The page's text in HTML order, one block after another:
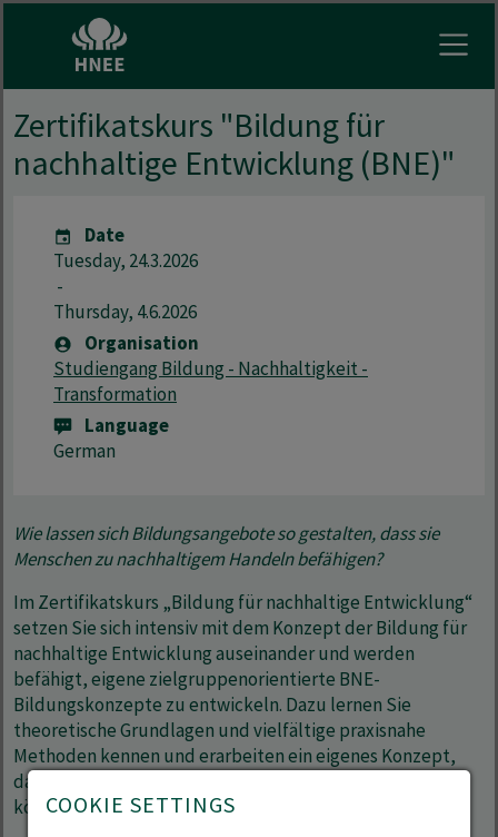
Zertifikatskurs "Bildung für
nachhaltige Entwicklung (BNE)"
Date
Tuesday, 24.3.2026
-
Thursday, 4.6.2026
Organisation
Studiengang Bildung - Nachhaltigkeit -
Transformation
Language
German
Wie lassen sich Bildungsangebote so gestalten, dass sie
Menschen zu nachhaltigem Handeln befähigen?
Im Zertifikatskurs „Bildung für nachhaltige Entwicklung“
setzen Sie sich intensiv mit dem Konzept der Bildung für
nachhaltige Entwicklung auseinander und werden
befähigt, eigene zielgruppenorientierte BNE-
Bildungskonzepte zu entwickeln. Dazu lernen Sie
theoretische Grundlagen und vielfältige praxisnahe
Methoden kennen und erarbeiten ein eigenes Konzept,
das Sie direkt in Ihrem beruflichen Kontext anwenden
können.COOKIE SETTINGS